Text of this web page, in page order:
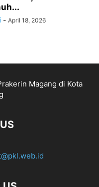
- April 18, 2026